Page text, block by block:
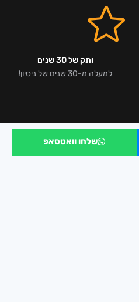
ותק של 30 שנים
למעלה מ-30 שנים של ניסיון!
שלחו וואטסאפ